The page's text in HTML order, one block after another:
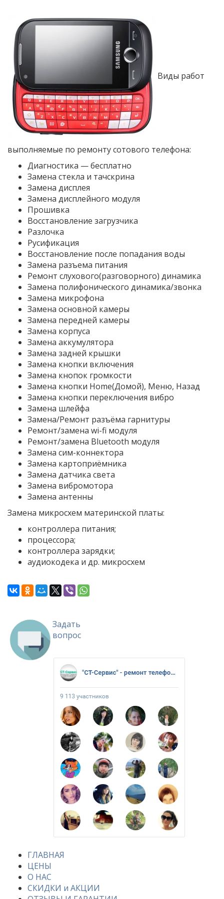
Виды работ
выполняемые по ремонту сотового телефона:
Диагностика — бесплатно
Замена стекла и тачскрина
Замена дисплея
Замена дисплейного модуля
Прошивка
Восстановление загрузчика
Разлочка
Русификация
Восстановление после попадания воды
Замена разъема питания
Ремонт слухового(разговорного) динамика
Замена полифонического динамика/звонка
Замена микрофона
Замена основной камеры
Замена передней камеры
Замена корпуса
Замена аккумулятора
Замена задней крышки
Замена кнопки включения
Замена кнопок громкости
Замена кнопки Home(Домой), Меню, Назад
Замена кнопки переключения вибро
Замена шлейфа
Замена/Ремонт разъёма гарнитуры
Ремонт/замена wi-fi модуля
Ремонт/замена Bluetooth модуля
Замена сим-коннектора
Замена картоприёмника
Замена датчика света
Замена вибромотора
Замена антенны
Замена микросхем материнской платы:
контроллера питания;
процессора;
контроллера зарядки;
аудиокодека и др. микросхем
Задать
вопрос
ГЛАВНАЯ
ЦЕНЫ
О НАС
СКИДКИ и АКЦИИ